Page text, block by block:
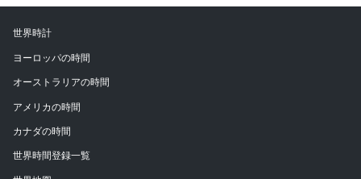
世界時計
ヨーロッパの時間
オーストラリアの時間
アメリカの時間
カナダの時間
世界時間登録一覧